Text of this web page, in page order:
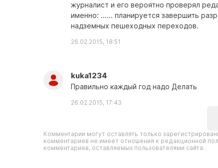
журналист и его вероятно проверял
именно: ...... планируется завершить
надземных пешеходных переходов.
26.02.2015, 18:51
kuka1234
Правильно каждый год надо Делать
26.02.2015, 17:43
Комментарии могут оставлять только
комментариев не имеет отношения к редакционной
комментариев, оставляемых пользователями сайта.